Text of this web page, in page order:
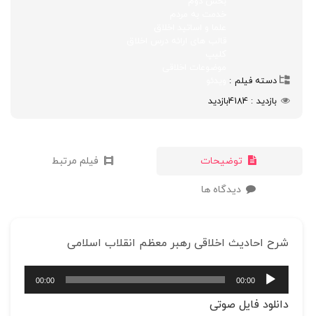
دسته فیلم
بازدید
4184بازدید
توضیحات فیلم مرتبط
دیدگاه ها
شرح احادیث اخلاقی رهبر معظم انقلاب اسلامی
پخش‌کننده
صوت
00:00
00:00
دانلود فایل صوتی